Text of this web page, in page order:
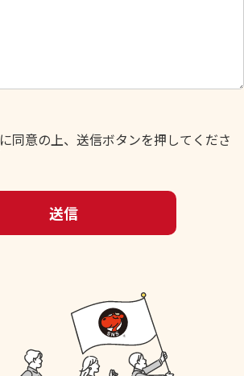
に同意の上、送信ボタンを押してくださ